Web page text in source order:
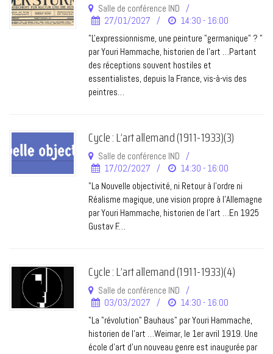
Salle de conférence IND
27/01/2027
14:30 - 16:00
"L'expressionnisme, une peinture "germanique" ? "
par Youri Hammache, historien de l’art …Partant
des réceptions souvent hostiles et
essentialistes, depuis la France, vis-à-vis des
peintres…
Cycle : L’art allemand (1911-1933)(3)
Salle de conférence IND
17/02/2027
14:30 - 16:00
"La Nouvelle objectivité, ni Retour à l'ordre ni
Réalisme magique, une vision propre à l'Allemagne
par Youri Hammache, historien de l’art …En 1925
Gustav F.…
Cycle : L’art allemand (1911-1933)(4)
Salle de conférence IND
03/03/2027
14:30 - 16:00
"La "révolution" Bauhaus" par Youri Hammache,
historien de l’art …Weimar, le 1er avril 1919. Une
école d’art d’un nouveau genre est inaugurée par